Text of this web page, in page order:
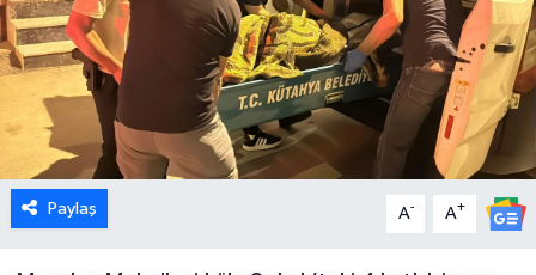
Paylaş A- A+
Ekonomi
Emet
Foto Galeri
Gediz